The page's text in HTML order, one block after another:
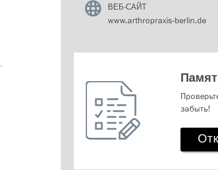
ВЕБ-САЙТ
www.arthropraxis-berlin.de
забыть!